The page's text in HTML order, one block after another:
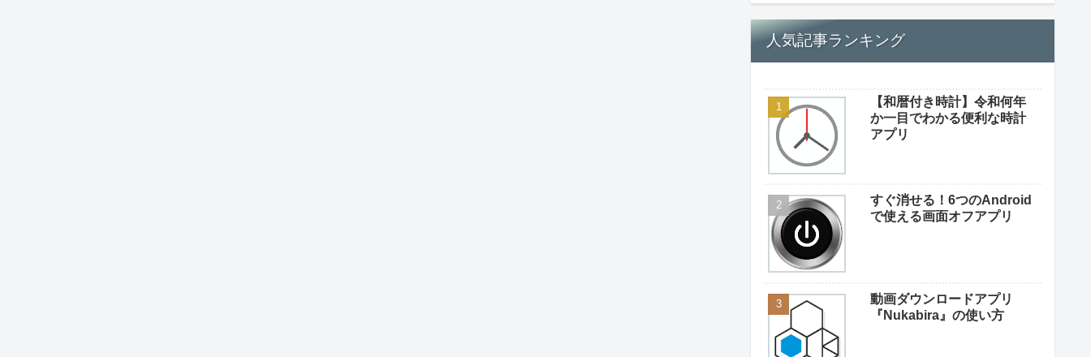
人気記事ランキング
【和暦付き時計】令和何年
か一目でわかる便利な時計
アプリ
すぐ消せる！6つのAndroid
で使える画面オフアプリ
動画ダウンロードアプリ
『Nukabira』の使い方